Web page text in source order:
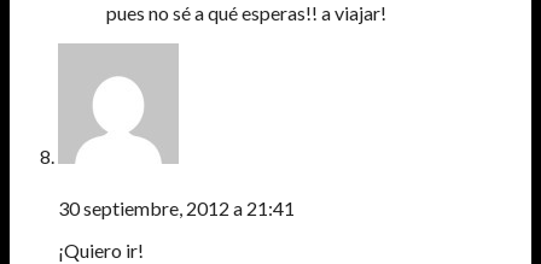
pues no sé a qué esperas!! a viajar!
30 septiembre, 2012 a 21:41
¡Quiero ir!